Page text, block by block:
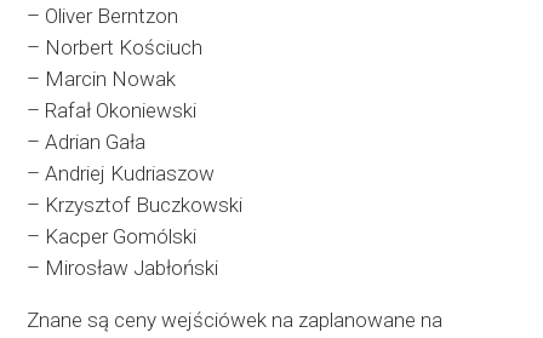
– Oliver Berntzon
– Norbert Kościuch
– Marcin Nowak
– Rafał Okoniewski
– Adrian Gała
– Andriej Kudriaszow
– Krzysztof Buczkowski
– Kacper Gomólski
– Mirosław Jabłoński
Znane są ceny wejściówek na zaplanowane na